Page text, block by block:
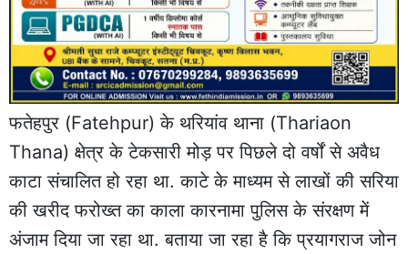
फतेहपुर (Fatehpur) के थरियांव थाना (Thariaon
Thana) क्षेत्र के टेकसारी मोड़ पर पिछले दो वर्षों से अवैध
काटा संचालित हो रहा था. काटे के माध्यम से लाखों की सरिया
की खरीद फरोख्त का काला कारनामापुलिसके संरक्षण में
अंजाम दिया जा रहा था. बताया जा रहा है कि प्रयागराज जोन